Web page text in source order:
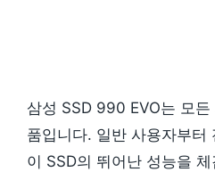
삼성 SSD 990 EVO는 모
품입니다. 일반 사용자부터
이 SSD의 뛰어난 성능을